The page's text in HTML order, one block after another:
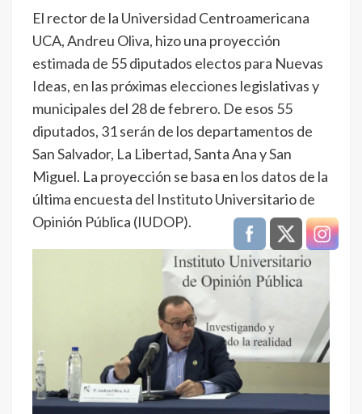
El rector de la Universidad Centroamericana
UCA, Andreu Oliva, hizo una proyección
estimada de 55 diputados electos para Nuevas
Ideas, en las próximas elecciones legislativas y
municipales del 28 de febrero. De esos 55
diputados, 31 serán de los departamentos de
San Salvador, La Libertad, Santa Ana y San
Miguel. La proyección se basa en los datos de la
última encuesta del Instituto Universitario de
Opinión Pública (IUDOP).